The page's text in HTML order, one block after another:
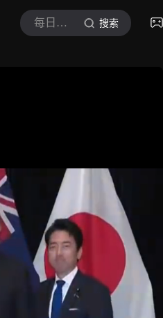
每日杂谈阔论 搜索